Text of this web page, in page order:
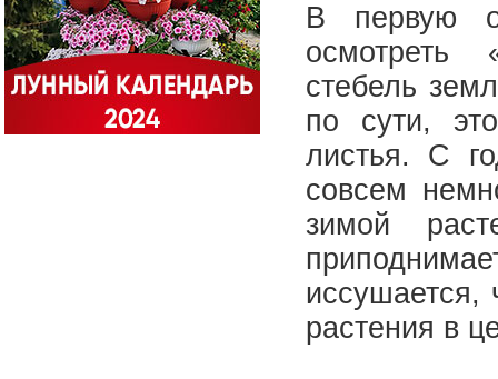
В первую
осмотреть
стебель
по сути,
листья. С
совсем
зимой
иссушается,
растения в